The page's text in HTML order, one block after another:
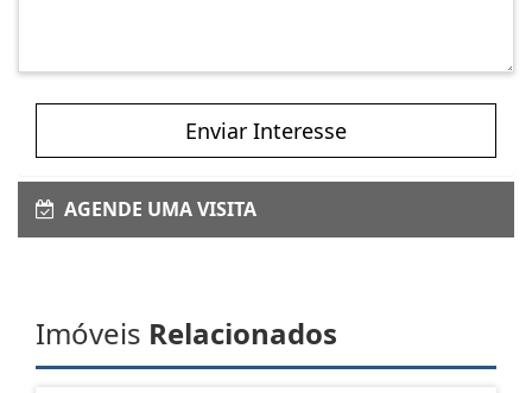
Enviar Interesse
AGENDE UMA VISITA
Imóveis Relacionados